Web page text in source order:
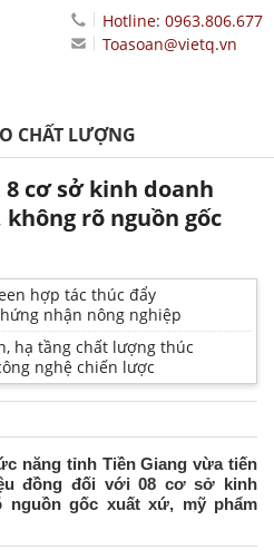
Hotline: 0963.806.677
Toasoan@vietq.vn
CHẤT LƯỢNG
cơ sở kinh doanh
rõ nguồn gốc
hợp tác thúc đẩy
nhận nông nghiệp
hạ tầng chất lượng thúc
nghệ chiến lược
năng tỉnh Tiền Giang vừa tiến
đồng đối với 08 cơ sở kinh
nguồn gốc xuất xứ, mỹ phẩm